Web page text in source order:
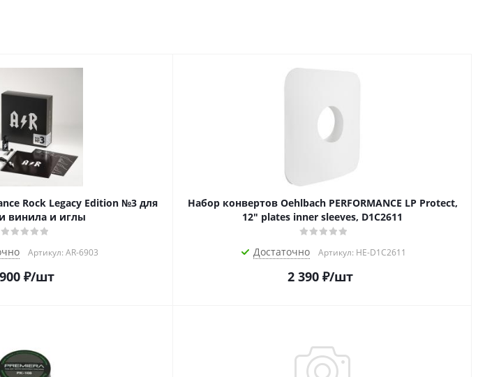
Rock Legacy Edition №3 для
винила и иглы
Артикул: AR-6903
₽/шт
Набор конвертов Oehlbach PERFORMANCE LP Protect,
12" plates inner sleeves, D1C2611
Достаточно Артикул: HE-D1C2611
2 390₽/шт